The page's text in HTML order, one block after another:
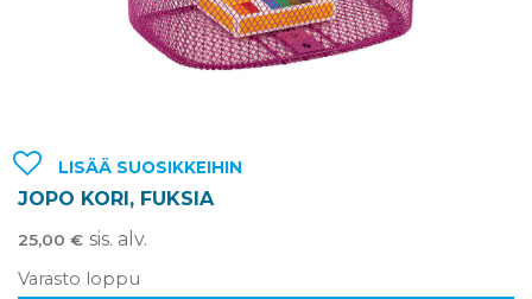
LISÄÄ SUOSIKKEIHIN
JOPO KORI, FUKSIA
25,00 € sis. alv.
Varasto loppu